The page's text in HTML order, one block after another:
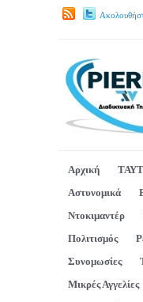
Αρχική
Αστυνομικά
Ντοκιμαντέρ
Πολιτισμός
Συνομωσίες
Μικρές Αγγελίες